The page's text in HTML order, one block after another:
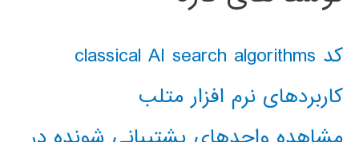
کد classical AI search algorithms
کاربردهای نرم افزار متلب